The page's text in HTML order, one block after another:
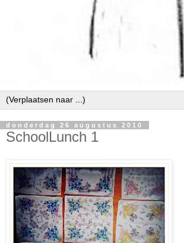
donderdag 26 augustus 2010
SchoolLunch 1